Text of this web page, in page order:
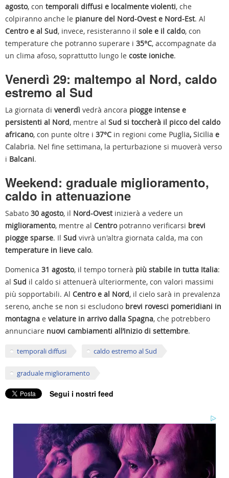
agosto, con temporali diffusi e localmente violenti, che
colpiranno anche le pianure del Nord-Ovest e Nord-Est. Al
Centro e al Sud, invece, resisteranno il sole e il caldo, con
temperature che potranno superare i 35°C, accompagnate da
un clima afoso, soprattutto lungo le coste ioniche.
Venerdì 29: maltempo al Nord, caldo
estremo al Sud
La giornata di venerdì vedrà ancora piogge intense e
persistenti al Nord, mentre al Sud si toccherà il picco del caldo
africano, con punte oltre i 37°C in regioni come Puglia, Sicilia e
Calabria. Nel fine settimana, la perturbazione si muoverà verso
i Balcani.
Weekend: graduale miglioramento,
caldo in attenuazione
Sabato 30 agosto, il Nord-Ovestinizierà a vedere un
miglioramento, mentre al Centropotranno verificarsi brevi
piogge sparse. Il Sud vivrà un'altra giornata calda, ma con
temperature in lieve calo.
Domenica 31 agosto, il tempo tornerà più stabile in tutta Italia:
al Sud il caldo si attenuerà ulteriormente, con valori massimi
più sopportabili. Al Centro e al Nord, il cielo sarà in prevalenza
sereno, anche se non si escludono brevi rovesci pomeridiani in
montagna e velature in arrivo dalla Spagna, che potrebbero
annunciare nuovi cambiamenti all’inizio di settembre.
temporali diffusi caldo estremo al Sud
graduale miglioramento
Segui i nostri feed